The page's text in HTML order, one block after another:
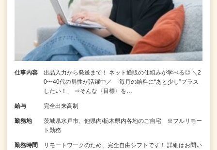
仕事内容
出品入力から発送まで！ ネット通販の仕組みが学べる◎ ＼2
0〜40代の男性が活躍中／ 「毎月の給料に“あと少し”プラス
したい！」 ⇒そんな〈目標〉を…
給与 完全出来高制
勤務地
茨城県水戸市、他県内/栃木県内各地のご自宅 ※フルリモー
ト勤務
勤務時間
リモートワークのため、完全自由シフトです！ 詳細はお問い